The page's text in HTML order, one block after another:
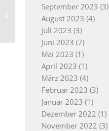
September 2023 (3)
August 2023 (4)
Juli 2023 (3)
Juni 2023 (7)
Mai 2023 (1)
April 2023 (1)
März 2023 (4)
Februar 2023 (3)
Januar 2023 (1)
Dezember 2022 (1)
November 2022 (3)
Laufer Groddeloch-Hexe e.V.